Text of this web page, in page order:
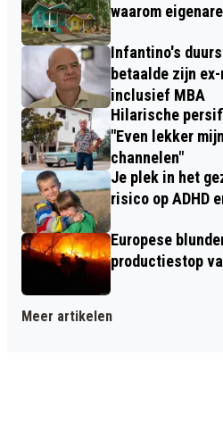
waarom
Infantino's
betaalde zijn
inclusief MBA
Hilarische
"Even lekker
channelen"
Je plek in het
risico op ADHD
Europese
productiestop
Meer artikelen